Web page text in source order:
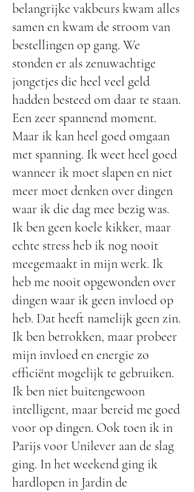
belangrijke vakbeurs kwam alles
samen en kwam de stroom van
bestellingen op gang. We
stonden er als zenuwachtige
jongetjes die heel veel geld
hadden besteed om daar te staan.
Een zeer spannend moment.
Maar ik kan heel goed omgaan
met spanning. Ik weet heel goed
wanneer ik moet slapen en niet
meer moet denken over dingen
waar ik die dag mee bezig was.
Ik ben geen koele kikker, maar
echte stress heb ik nog nooit
meegemaakt in mijn werk. Ik
heb me nooit opgewonden over
dingen waar ik geen invloed op
heb. Dat heeft namelijk geen zin.
Ik ben betrokken, maar probeer
mijn invloed en energie zo
efficiënt mogelijk te gebruiken.
Ik ben niet buitengewoon
intelligent, maar bereid me goed
voor op dingen. Ook toen ik in
Parijs voor Unilever aan de slag
ging. In het weekend ging ik
hardlopen in Jardin de